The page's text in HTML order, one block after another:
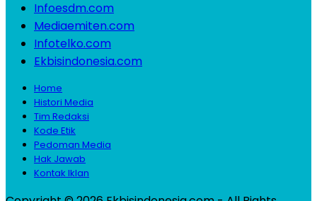
Infoesdm.com
Mediaemiten.com
Infotelko.com
Ekbisindonesia.com
Home
Histori Media
Tim Redaksi
Kode Etik
Pedoman Media
Hak Jawab
Kontak Iklan